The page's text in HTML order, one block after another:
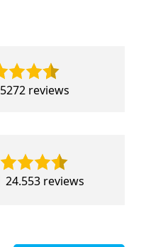
5272 reviews
24.553 reviews